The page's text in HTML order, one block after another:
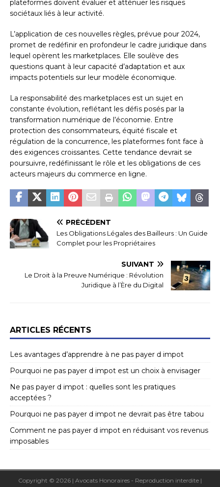
plateformes doivent évaluer et atténuer les risques
sociétaux liés à leur activité.
L’application de ces nouvelles règles, prévue pour 2024,
promet de redéfinir en profondeur le cadre juridique dans
lequel opèrent les marketplaces. Elle soulève des
questions quant à leur capacité d’adaptation et aux
impacts potentiels sur leur modèle économique.
La responsabilité des marketplaces est un sujet en
constante évolution, reflétant les défis posés par la
transformation numérique de l’économie. Entre
protection des consommateurs, équité fiscale et
régulation de la concurrence, les plateformes font face à
des exigences croissantes. Cette tendance devrait se
poursuivre, redéfinissant le rôle et les obligations de ces
acteurs majeurs du commerce en ligne.
PRÉCÉDENT
Les Obligations Légales des Bailleurs : Un Guide
Complet pour les Propriétaires
SUIVANT
Le Droit à la Preuve Numérique : Révolution
Juridique à l’Ère du Digital
ARTICLES RÉCENTS
Les avantages d’apprendre à ne pas payer d impot
Pourquoi ne pas payer d impot est un choix à envisager
Ne pas payer d impot : quelles sont les pratiques
acceptées ?
Pourquoi ne pas payer d impot ne devrait pas être tabou
Comment ne pas payer d impot en réduisant vos revenus
imposables
Copyright © 2026 | Avocats Honoraires - Reproduction interdite |